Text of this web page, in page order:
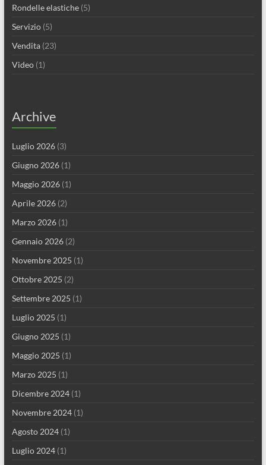
Rondelle elastiche(5)
Servizio(5)
Vendita(23)
Video(1)
Archive
Luglio 2026(3)
Giugno 2026(1)
Maggio 2026(1)
Aprile 2026(2)
Marzo 2026(1)
Gennaio 2026(2)
Novembre 2025 (1)
Ottobre 2025 (2)
Settembre 2025 (1)
Luglio 2025 (1)
Giugno 2025 (1)
Maggio 2025 (1)
Marzo 2025 (1)
Dicembre 2024(1)
Novembre 2024(1)
Agosto 2024(1)
Luglio 2024(1)